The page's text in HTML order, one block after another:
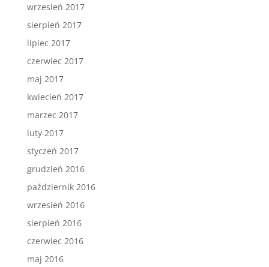
wrzesień 2017
sierpień 2017
lipiec 2017
czerwiec 2017
maj 2017
kwiecień 2017
marzec 2017
luty 2017
styczeń 2017
grudzień 2016
październik 2016
wrzesień 2016
sierpień 2016
czerwiec 2016
maj 2016